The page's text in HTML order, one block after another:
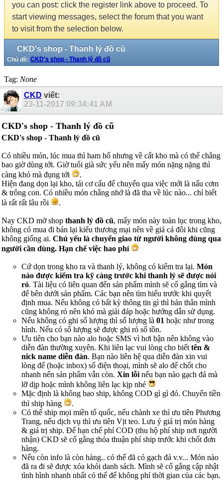
you can post: click the register link above to proceed. To
start viewing messages, select the forum that you want
to visit from the selection below.
CKD's shop - Thanh lý đồ cũ
Chủ đề: CKD's shop - Thanh lý đồ cũ
Tag: None
CKD viết:
23-11-2017 09:34:41 AM
CKD's shop - Thanh lý đồ cũ
CKD's shop - Thanh lý đồ cũ
Có nhiều món, lúc mua thì ham hố nhưng về cất kho mà có thể chẵng
bao giờ dùng tới. Giờ tuổi già sức yếu nên mấy món nặng nặng thì
càng khó mà đụng tới
.
Hiện đang dọn lại kho, tái cơ cấu để chuyển qua việc mới là nấu cơm
& trông con. Có nhiều món chẵng nhớ là đã tha về lúc nào... chỉ biết
là rất rất lâu rồi
.
Nay CKD mở shop thanh lý đồ cũ, mấy món này toàn lục trong kho,
không có mua đi bán lại kiểu thương mại nên về giá cả đôi khi cũng
không giống ai. Chủ yếu là chuyển giao từ người không dùng qua
người cần dùng. Hạn chế việc hao phí
Cứ dọn trong kho ra và thanh lý, không có kiểm tra lại. Món
nào được kiểm tra kỹ càng trước khi thanh lý sẽ được nói
rỏ. Tài liệu có liên quan đến sản phẩm mình sẽ cố gắng tìm và
để bên dưới sản phẩm. Các bạn nên tìm hiểu trước khi quyết
định mua. Nếu không có bất kỳ thông tin gì thì bản thân mình
cũng không rỏ nên khó mà giải đáp hoặc hướng dẫn sử dụng.
Nếu không có ghi số lượng thì số lượng là 01 hoặc như trong
hình. Nếu có số lượng sẽ được ghi rỏ số tồn.
Ưu tiên cho bạn nào alo hoặc SMS vì hơi bận nên không vào
diễn đàn thường xuyên. Khi liên lạc vui lòng cho biết tên &
nick name diễn đàn. Bạn nào liên hệ qua diễn đàn xin vui
lòng để (hoặc inbox) số điện thoại, mình sẽ alo để chốt cho
nhanh nến sản phẩm vẫn còn. Xin lỗi nếu bạn nào gạch đá mà
lỡ dịp hoặc mình không liên lạc kịp nhé
Mặc định là không bao ship, không COD gì gì đó. Chuyển tiền
thì ship hàng
.
Có thể ship mọi miền tổ quốc, nếu chành xe thì ưu tiên Phương
Trang, nếu dịch vụ thì ưu tiên Vịt teo. Lưu ý giá trị món hàng
& giá trị ship. Để hạn chế phí COD (thu hộ phí ship nơi người
nhận) CKD sẽ cố gắng thỏa thuận phí ship trước khi chốt đơn
hàng.
Nếu còn info là còn hàng.. có thể đã có gạch đá v.v... Món nào
đã ra đi sẽ được xóa khỏi danh sách. Mình sẽ cố gắng cập nhật
tình hình nhanh nhất có thể để không phí thời gian của các bạn.